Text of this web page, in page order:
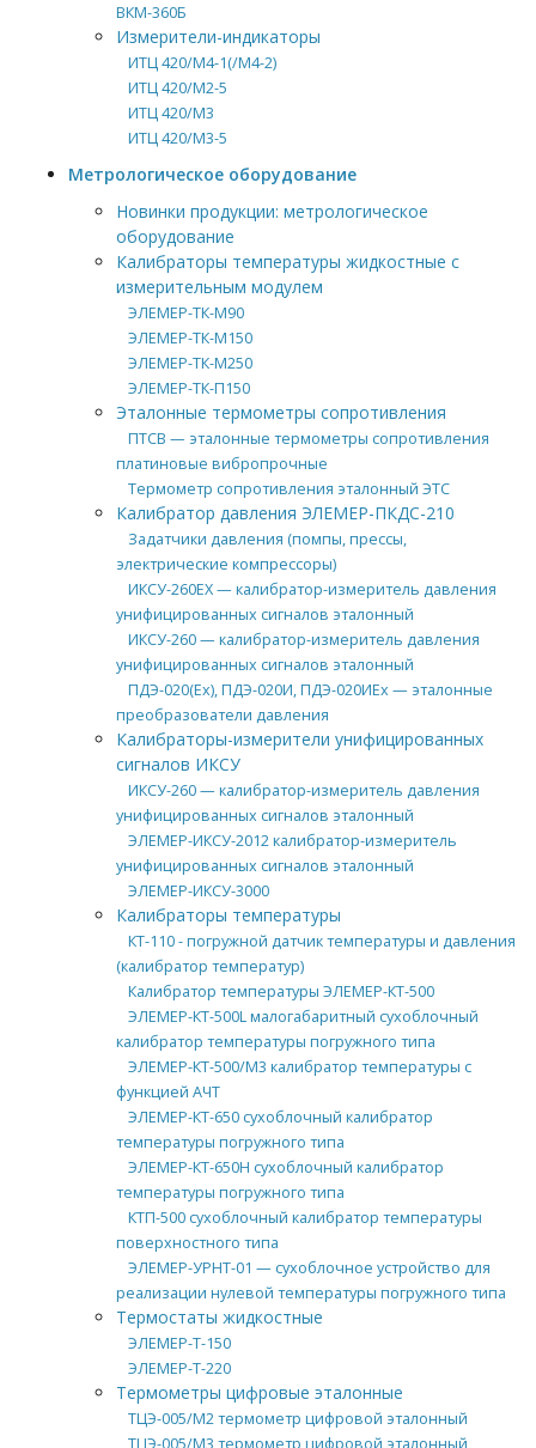
ВКМ-360Б
Измерители-индикаторы
ИТЦ 420/М4-1(/М4-2)
ИТЦ 420/М2-5
ИТЦ 420/М3
ИТЦ 420/М3-5
Метрологическое оборудование
Новинки продукции: метрологическое
оборудование
Калибраторы температуры жидкостные с
измерительным модулем
ЭЛЕМЕР-ТК-М90
ЭЛЕМЕР-ТК-М150
ЭЛЕМЕР-ТК-М250
ЭЛЕМЕР-ТК-П150
Эталонные термометры сопротивления
ПТСВ — эталонные термометры сопротивления
платиновые вибропрочные
Термометр сопротивления эталонный ЭТС
Калибратор давления ЭЛЕМЕР-ПКДС-210
Задатчики давления (помпы, прессы,
электрические компрессоры)
ИКСУ-260EX — калибратор-измеритель давления
унифицированных сигналов эталонный
ИКСУ-260 — калибратор-измеритель давления
унифицированных сигналов эталонный
ПДЭ-020(Ex), ПДЭ-020И, ПДЭ-020ИEx — эталонные
преобразователи давления
Калибраторы-измерители унифицированных
сигналов ИКСУ
ИКСУ-260 — калибратор-измеритель давления
унифицированных сигналов эталонный
ЭЛЕМЕР-ИКСУ-2012 калибратор-измеритель
унифицированных сигналов эталонный
ЭЛЕМЕР-ИКСУ-3000
Калибраторы температуры
КТ-110 - погружной датчик температуры и давления
(калибратор температур)
Калибратор температуры ЭЛЕМЕР-КТ-500
ЭЛЕМЕР-КТ-500L малогабаритный сухоблочный
калибратор температуры погружного типа
ЭЛЕМЕР-КТ-500/М3 калибратор температуры с
функцией АЧТ
ЭЛЕМЕР-КТ-650 сухоблочный калибратор
температуры погружного типа
ЭЛЕМЕР-КТ-650H сухоблочный калибратор
температуры погружного типа
КТП-500 сухоблочный калибратор температуры
поверхностного типа
ЭЛЕМЕР-УРНТ-01 — сухоблочное устройство для
реализации нулевой температуры погружного типа
Термостаты жидкостные
ЭЛЕМЕР-Т-150
ЭЛЕМЕР-Т-220
Термометры цифровые эталонные
ТЦЭ-005/М2 термометр цифровой эталонный
ТЦЭ-005/М3 термометр цифровой эталонный